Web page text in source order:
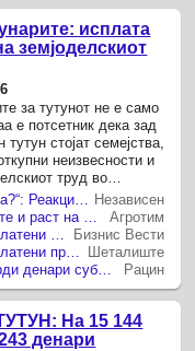
исплата
земјоделскиот
за тутунот не е само
е потсетник дека зад
стојат семејства,
неизвесности и
труд во
да биде третираан
„Дали на Мицкоски може да му се верува?“: Реакција на тутунарите по најавата за исплата на субвенциите Независен
Премиерот најави исплата на субвенциите и раст на производството на тутун
Агротим
Субвенциите за тутунарите ќе бидат исплатени предвреме: Владата тврди дека за две години дала повеќе средства отколку претходната за три
Бизнис Вести
Субвенциите за тутунарите ќе бидат исплатени предвреме: Владата тврди дека за две години дала повеќе средства отколку претходната за три
Шеталиште
Мицкоски најави исплата на две милијарди денари субвенции за тутунарите
Рацин
На 15 144
денари